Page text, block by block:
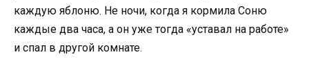
каждую яблоню. Не ночи, когда я кормила Соню
каждые два часа, а он уже тогда «уставал на работе»
и спал в другой комнате.